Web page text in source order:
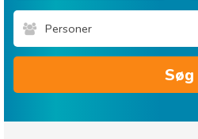
Personer
Søg